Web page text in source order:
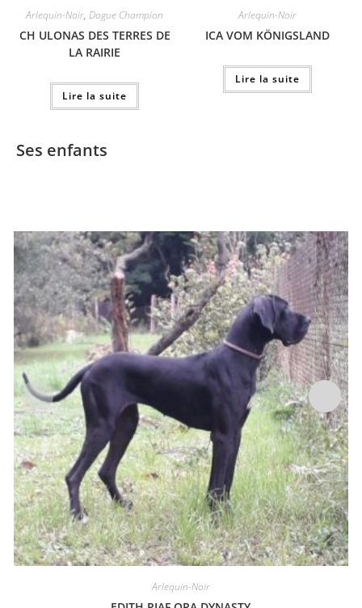
Arlequin-Noir, Dogue Champion
CH ULONAS DES TERRES DE
LA RAIRIE
Lire la suite
Arlequin-Noir
ICA VOM KÖNIGSLAND
Lire la suite
Ses enfants
Arlequin-Noir